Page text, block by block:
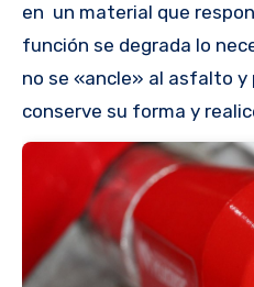
en un material que
función se degrada lo
no se «ancle» al asfalto y
conserve su forma y